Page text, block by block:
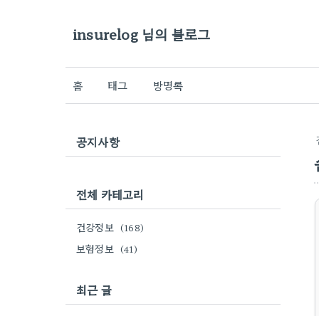
insurelog 님의 블로그
홈 태그 방명록
공지사항
전체 카테고리
건강정보 (168)
보험정보 (41)
최근 글